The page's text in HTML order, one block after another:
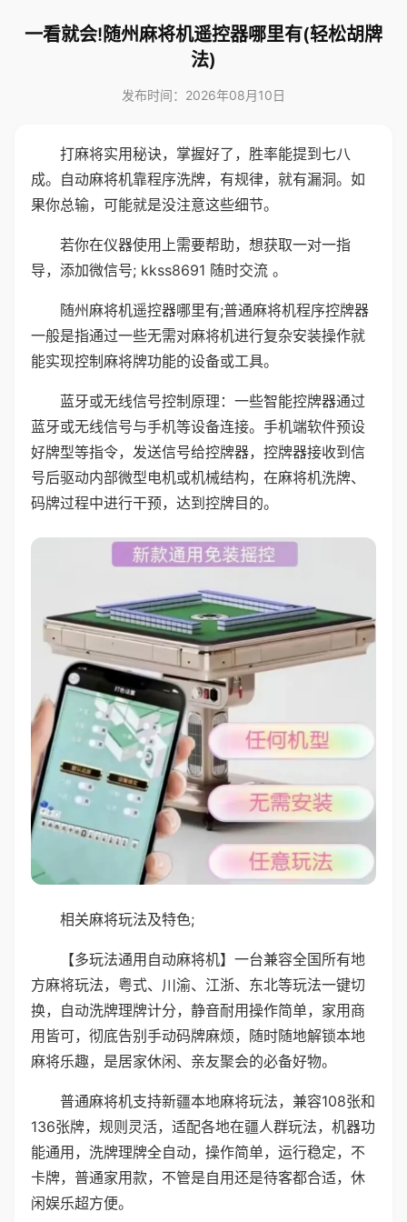
一看就会!随州麻将机遥控器哪里有(轻松胡牌
法)
发布时间：2026年08月10日
打麻将实用秘诀，掌握好了，胜率能提到七八
成。自动麻将机靠程序洗牌，有规律，就有漏洞。如
果你总输，可能就是没注意这些细节。
若你在仪器使用上需要帮助，想获取一对一指
导，添加微信号; kkss8691 随时交流 。
随州麻将机遥控器哪里有;普通麻将机程序控牌器
一般是指通过一些无需对麻将机进行复杂安装操作就
能实现控制麻将牌功能的设备或工具。
蓝牙或无线信号控制原理：一些智能控牌器通过
蓝牙或无线信号与手机等设备连接。手机端软件预设
好牌型等指令，发送信号给控牌器，控牌器接收到信
号后驱动内部微型电机或机械结构，在麻将机洗牌、
码牌过程中进行干预，达到控牌目的。
相关麻将玩法及特色;
【多玩法通用自动麻将机】一台兼容全国所有地
方麻将玩法，粤式、川渝、江浙、东北等玩法一键切
换，自动洗牌理牌计分，静音耐用操作简单，家用商
用皆可，彻底告别手动码牌麻烦，随时随地解锁本地
麻将乐趣，是居家休闲、亲友聚会的必备好物。
普通麻将机支持新疆本地麻将玩法，兼容108张和
136张牌，规则灵活，适配各地在疆人群玩法，机器功
能通用，洗牌理牌全自动，操作简单，运行稳定，不
卡牌，普通家用款，不管是自用还是待客都合适，休
闲娱乐超方便。